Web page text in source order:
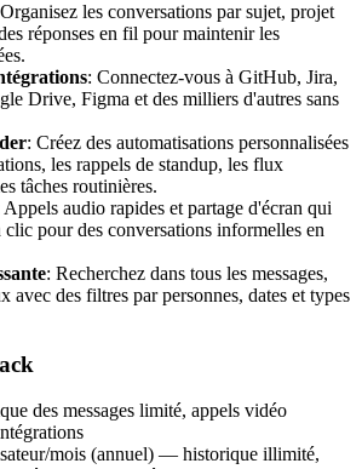
les conversations par sujet, projet
réponses en fil pour maintenir les
: Connectez-vous à GitHub, Jira,
Drive, Figma et des milliers d'autres sans
: Créez des automatisations personnalisées
les rappels de standup, les flux
tâches routinières.
Appels audio rapides et partage d'écran qui
clic pour des conversations informelles en
: Recherchez dans tous les messages,
avec des filtres par personnes, dates et types
des messages limité, appels vidéo
mois (annuel) — historique illimité,